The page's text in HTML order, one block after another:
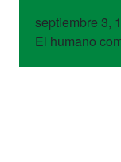
septiembre 3,
El humano